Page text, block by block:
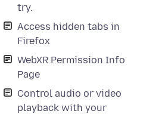
try.
Access hidden tabs in
Firefox
WebXR Permission Info
Page
Control audio or video
playback with your